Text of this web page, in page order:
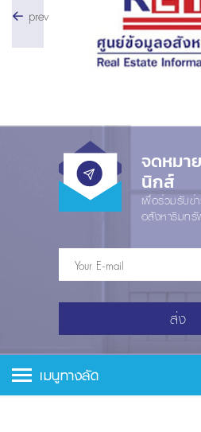
prev
จดหมา
นิกส์
เพื่อร่วมรับข่
อสังหาริมท
ส่ง
เมนูทางลัด